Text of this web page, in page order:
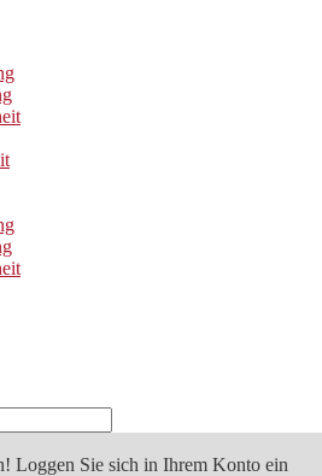
Loggen Sie sich in Ihrem Konto ein